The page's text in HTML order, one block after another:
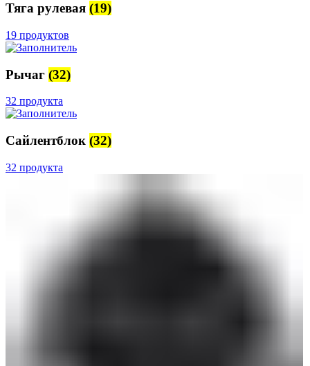
Тяга рулевая (19)
19 продуктов
Рычаг (32)
32 продукта
Сайлентблок (32)
32 продукта